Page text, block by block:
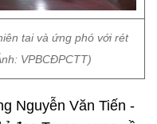
tai và ứng phó với rét
VPBCĐPCTT)
Nguyễn Văn Tiến -